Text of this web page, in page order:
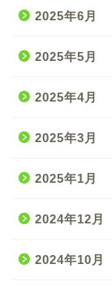
2025年6月
2025年5月
2025年4月
2025年3月
2025年1月
2024年12月
2024年10月